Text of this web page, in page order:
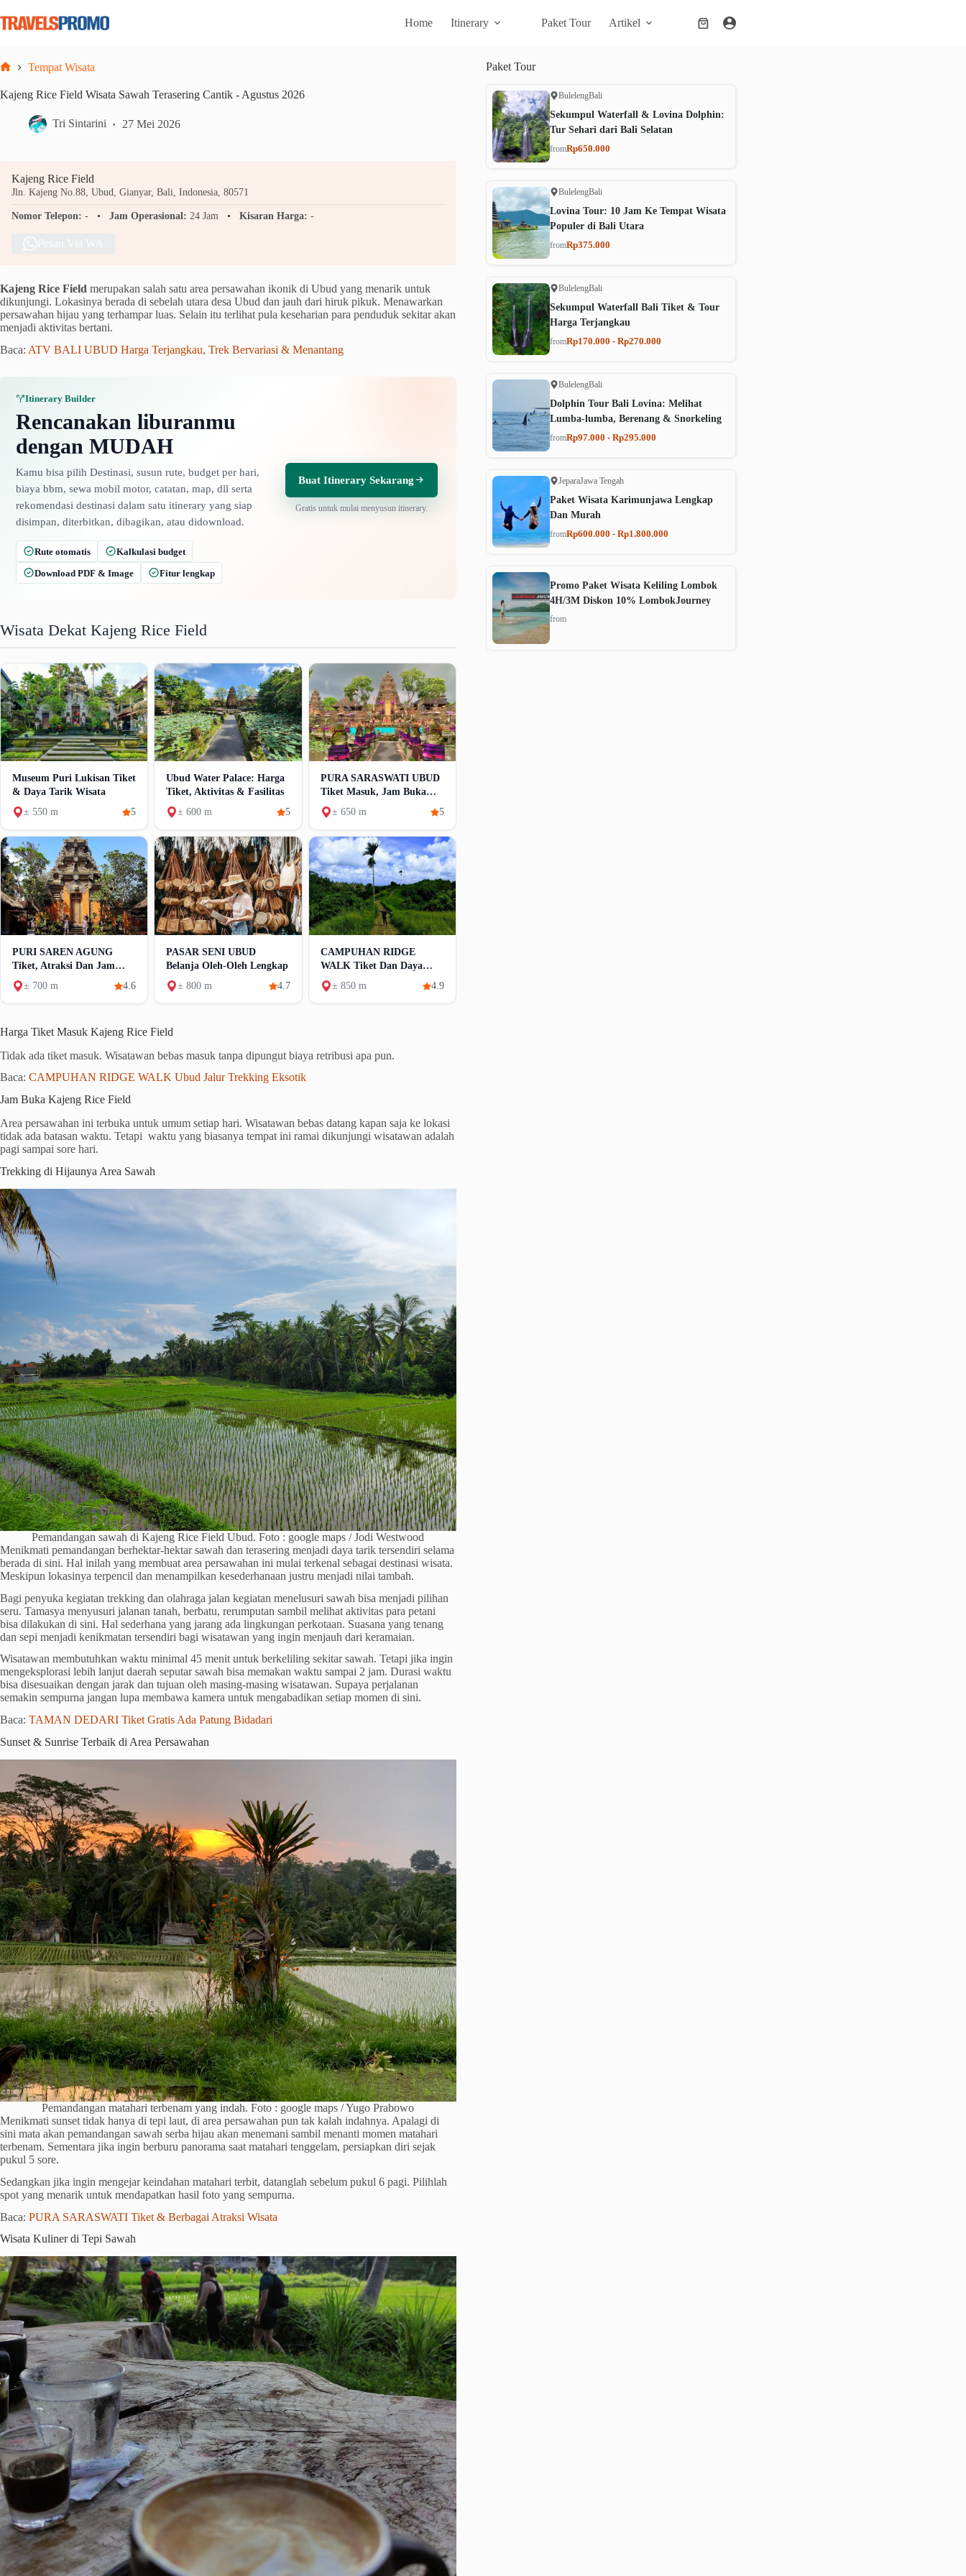
to
content
Home Itinerary Paket Tour Artikel
Shopping
Tempat Wisata
Kajeng Rice Field Wisata Sawah Terasering Cantik - Agustus 2026
Tri Sintarini 27 Mei 2026
Kajeng Rice Field
Jln. Kajeng No.88, Ubud, Gianyar, Bali, Indonesia, 80571
Nomor Telepon: - Jam Operasional: 24 Jam Kisaran Harga: -
Kajeng Rice Field merupakan salah satu area persawahan ikonik di Ubud yang menarik untuk
dikunjungi. Lokasinya berada di sebelah utara desa Ubud dan jauh dari hiruk pikuk. Menawarkan
persawahan hijau yang terhampar luas. Selain itu terlihat pula keseharian para penduduk sekitar akan
menjadi aktivitas bertani.
Baca: ATV BALI UBUD Harga Terjangkau, Trek Bervariasi & Menantang
Itinerary Builder
Rencanakan liburanmu
dengan MUDAH
Kamu bisa pilih Destinasi, susun rute, budget per hari,
biaya bbm, sewa mobil motor, catatan, map, dll serta
rekomendasi destinasi dalam satu itinerary yang siap
disimpan, diterbitkan, dibagikan, atau didownload.
Rute otomatis
Kalkulasi budget
Download PDF & Image
Fitur lengkap
Buat Itinerary Sekarang
Gratis untuk mulai menyusun itinerary.
Wisata Dekat Kajeng Rice Field
Museum Puri Lukisan Tiket
& Daya Tarik Wisata
± 550 m
5
Ubud Water Palace: Harga
Tiket, Aktivitas & Fasilitas
± 600 m
5
PURA SARASWATI UBUD
Tiket Masuk, Jam Buka
Dan Daya Tarik
± 650 m 5
PURI SAREN AGUNG
Tiket, Atraksi Dan Jam
Buka
± 700 m 4.6
PASAR SENI UBUD
Belanja Oleh-Oleh Lengkap
± 800 m
4.7
CAMPUHAN RIDGE
WALK Tiket Dan Daya
Tarik
± 850 m 4.9
Harga Tiket Masuk Kajeng Rice Field
Tidak ada tiket masuk. Wisatawan bebas masuk tanpa dipungut biaya retribusi apa pun.
Baca: CAMPUHAN RIDGE WALK Ubud Jalur Trekking Eksotik
Jam Buka Kajeng Rice Field
Area persawahan ini terbuka untuk umum setiap hari. Wisatawan bebas datang kapan saja ke lokasi
tidak ada batasan waktu. Tetapi waktu yang biasanya tempat ini ramai dikunjungi wisatawan adalah
pagi sampai sore hari.
Trekking di Hijaunya Area Sawah
Pemandangan sawah di Kajeng Rice Field Ubud. Foto : google maps / Jodi Westwood
Menikmati pemandangan berhektar-hektar sawah dan terasering menjadi daya tarik tersendiri selama
berada di sini. Hal inilah yang membuat area persawahan ini mulai terkenal sebagai destinasi wisata.
Meskipun lokasinya terpencil dan menampilkan kesederhanaan justru menjadi nilai tambah.
Bagi penyuka kegiatan trekking dan olahraga jalan kegiatan menelusuri sawah bisa menjadi pilihan
seru. Tamasya menyusuri jalanan tanah, berbatu, rerumputan sambil melihat aktivitas para petani
bisa dilakukan di sini. Hal sederhana yang jarang ada lingkungan perkotaan. Suasana yang tenang
dan sepi menjadi kenikmatan tersendiri bagi wisatawan yang ingin menjauh dari keramaian.
Wisatawan membutuhkan waktu minimal 45 menit untuk berkeliling sekitar sawah. Tetapi jika ingin
mengeksplorasi lebih lanjut daerah seputar sawah bisa memakan waktu sampai 2 jam. Durasi waktu
bisa disesuaikan dengan jarak dan tujuan oleh masing-masing wisatawan. Supaya perjalanan
semakin sempurna jangan lupa membawa kamera untuk mengabadikan setiap momen di sini.
Baca: TAMAN DEDARI Tiket Gratis Ada Patung Bidadari
Sunset & Sunrise Terbaik di Area Persawahan
Pemandangan matahari terbenam yang indah. Foto : google maps / Yugo Prabowo
Menikmati sunset tidak hanya di tepi laut, di area persawahan pun tak kalah indahnya. Apalagi di
sini mata akan pemandangan sawah serba hijau akan menemani sambil menanti momen matahari
terbenam. Sementara jika ingin berburu panorama saat matahari tenggelam, persiapkan diri sejak
pukul 5 sore.
Sedangkan jika ingin mengejar keindahan matahari terbit, datanglah sebelum pukul 6 pagi. Pilihlah
spot yang menarik untuk mendapatkan hasil foto yang sempurna.
Baca: PURA SARASWATI Tiket & Berbagai Atraksi Wisata
Wisata Kuliner di Tepi Sawah
Paket Tour
BulelengBali
Sekumpul Waterfall & Lovina Dolphin:
Tur Sehari dari Bali Selatan
fromRp650.000
BulelengBali
Lovina Tour: 10 Jam Ke Tempat Wisata
Populer di Bali Utara
fromRp375.000
BulelengBali
Sekumpul Waterfall Bali Tiket & Tour
Harga Terjangkau
fromRp170.000 - Rp270.000
BulelengBali
Dolphin Tour Bali Lovina: Melihat
Lumba-lumba, Berenang & Snorkeling
fromRp97.000 - Rp295.000
JeparaJawa Tengah
Paket Wisata Karimunjawa Lengkap
Dan Murah
fromRp600.000 - Rp1.800.000
Promo Paket Wisata Keliling Lombok
4H/3M Diskon 10% LombokJourney
from